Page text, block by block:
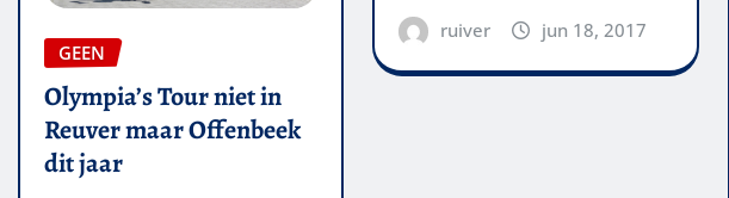
GEEN
Olympia’s Tour niet in
Reuver maar Offenbeek
dit jaar
ruiver
jun 18, 2017